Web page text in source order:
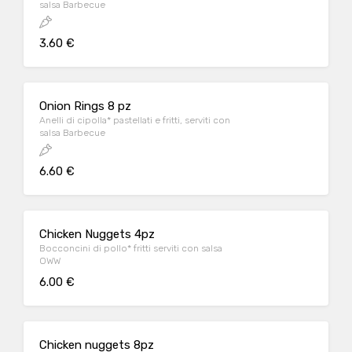
salsa Barbecue
3.60 €
Onion Rings 8 pz
Anelli di cipolla* pastellati e fritti, serviti con
salsa Barbecue
6.60 €
Chicken Nuggets 4pz
Bocconcini di pollo* fritti serviti con salsa
OWW
6.00 €
Chicken nuggets 8pz